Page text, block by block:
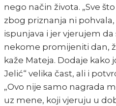
nego način života. „Sve
zbog priznanja ni
ispunjava i jer vjerujem
nekome promijeniti dan,
kaže Mateja. Dodaje kako
Jelić“ velika čast, ali i
„Ovo nije samo nagrada
uz mene, koji vjeruju u